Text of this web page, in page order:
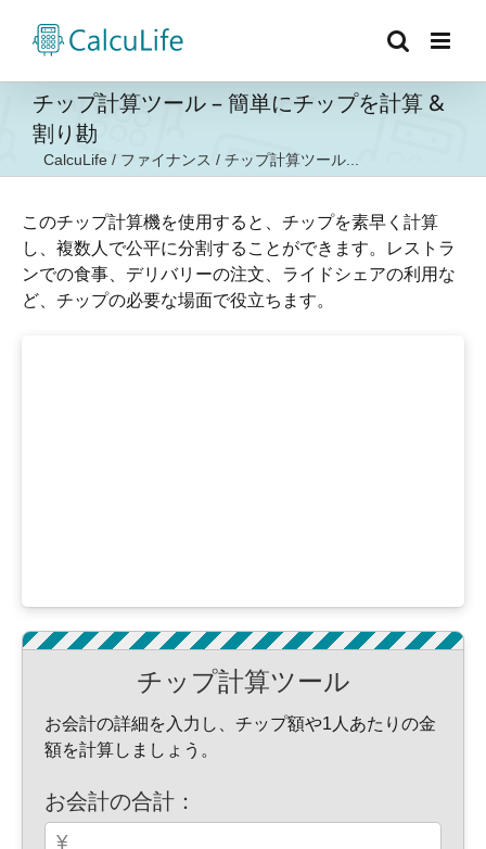
チップ計算ツール – 簡単にチップを計算 &
割り勘
CalcuLife / ファイナンス / チップ計算ツール...
このチップ計算機を使用すると、チップを素早く計算
し、複数人で公平に分割することができます。レストラ
ンでの食事、デリバリーの注文、ライドシェアの利用な
ど、チップの必要な場面で役立ちます。
チップ計算ツール
お会計の詳細を入力し、チップ額や1人あたりの金
額を計算しましょう。
お会計の合計：